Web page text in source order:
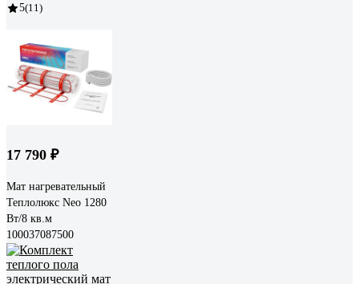
5(11)
17 790 ₽
Мат нагревательный
Теплолюкс Neo 1280
Вт/8 кв.м
100037087500